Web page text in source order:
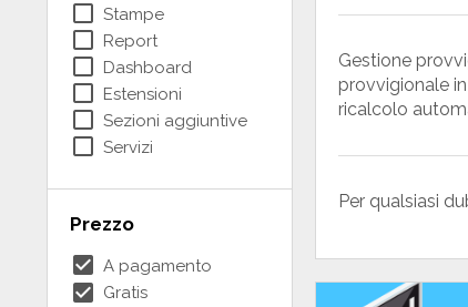
check_box_outline_blank Stampe
check_box_outline_blank Report
check_box_outline_blank Dashboard
check_box_outline_blank Estensioni
check_box_outline_blank Sezioni aggiuntive
check_box_outline_blank Servizi
Prezzo
check_box A pagamento
check_box Gratis
Gestione
provvigionale
ricalcolo
Per qualsiasi